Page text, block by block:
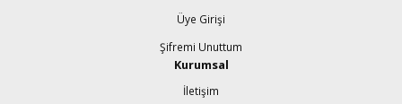
Üye Girişi
Şifremi Unuttum
Kurumsal
İletişim